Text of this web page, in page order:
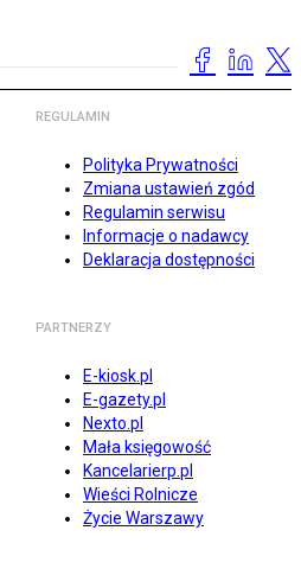
REGULAMIN
Polityka Prywatności
Zmiana ustawień zgód
Regulamin serwisu
Informacje o nadawcy
Deklaracja dostępności
PARTNERZY
E-kiosk.pl
E-gazety.pl
Nexto.pl
Mała księgowość
Kancelarierp.pl
Wieści Rolnicze
Życie Warszawy